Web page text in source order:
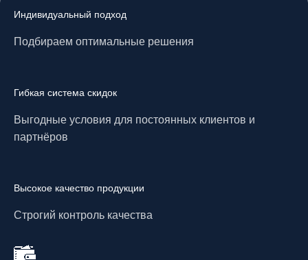
Индивидуальный подход
Подбираем оптимальные решения
Гибкая система скидок
Выгодные условия для постоянных клиентов и
партнёров
Высокое качество продукции
Строгий контроль качества